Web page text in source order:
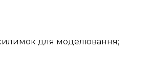
для моделювання;